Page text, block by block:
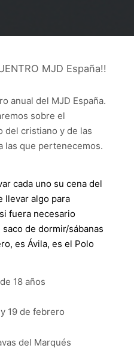
MJD España!!
anual del MJD España.
sobre el
del cristiano y de las
las que pertenecemos.
cada uno su cena del
llevar algo para
fuera necesario
de dormir/sábanas
es Ávila, es el Polo
18 años
19 de febrero
del Marqués